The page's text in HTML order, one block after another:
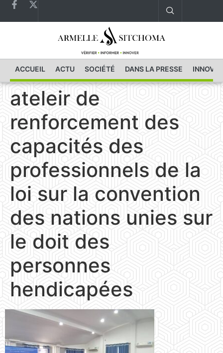
ACCUEIL ACTU SOCIÉTÉ DANS LA PRESSE
ateleir de
renforcement des
capacités des
professionnels de la
loi sur la convention
des nations unies sur
le doit des
personnes
hendicapées